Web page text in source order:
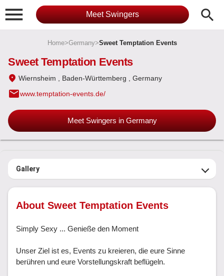
 Meet Swingers search
Home>Germany>Sweet Temptation Events
Sweet Temptation Events
Wiernsheim , Baden-Württemberg , Germany
emailwww.temptation-events.de/
Meet Swingers in Germany
Gallery
About Sweet Temptation Events
Simply Sexy ... Genieße den Moment
Unser Ziel ist es, Events zu kreieren, die eure Sinne
berühren und eure Vorstellungskraft beflügeln.